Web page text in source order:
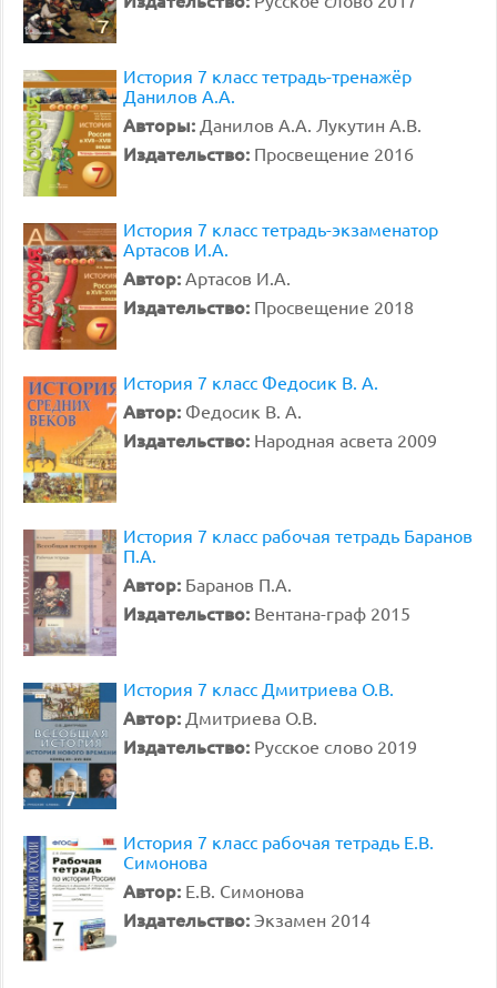
История 7 класс тетрадь-тренажёр
Данилов А.А.
Авторы: Данилов А.А. Лукутин А.В.
Издательство: Просвещение 2016
История 7 класс тетрадь-экзаменатор
Артасов И.А.
Автор: Артасов И.А.
Издательство: Просвещение 2018
История 7 класс Федосик В. А.
Автор: Федосик В. А.
Издательство: Народная асвета 2009
История 7 класс рабочая тетрадь Баранов
П.А.
Автор: Баранов П.А.
Издательство: Вентана-граф 2015
История 7 класс Дмитриева О.В.
Автор: Дмитриева О.В.
Издательство: Русское слово 2019
История 7 класс рабочая тетрадь Е.В.
Симонова
Автор: Е.В. Симонова
Издательство: Экзамен 2014